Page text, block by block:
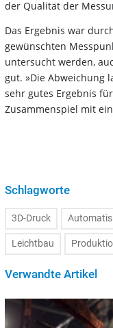
der Qualität der
Das Ergebnis war
gewünschten
untersucht werden,
gut. »Die Abweichung
sehr gutes Ergebnis
Zusammenspiel mit
Schlagworte
3D-Druck
Leichtbau
Verwandte Artikel